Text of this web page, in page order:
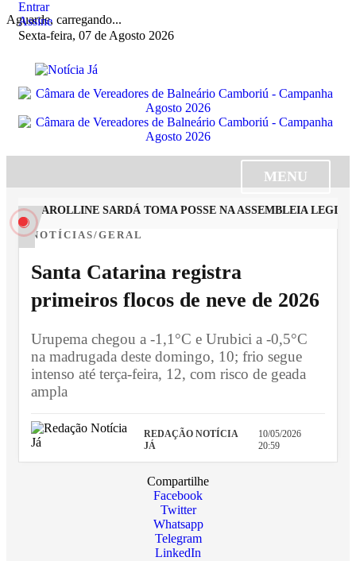
Aguarde, carregando...
Entrar
Assine
Sexta-feira, 07 de Agosto 2026
MENU
CAROLLINE SARDÁ TOMA POSSE NA ASSEMBLEIA
NOTÍCIAS/GERAL
Santa Catarina registra
primeiros flocos de neve de 2026
Urupema chegou a -1,1°C e Urubici a -0,5°C
na madrugada deste domingo, 10; frio segue
intenso até terça-feira, 12, com risco de geada
ampla
REDAÇÃO NOTÍCIA
JÁ
10/05/2026
20:59
Compartilhe
Facebook
Twitter
Whatsapp
Telegram
LinkedIn